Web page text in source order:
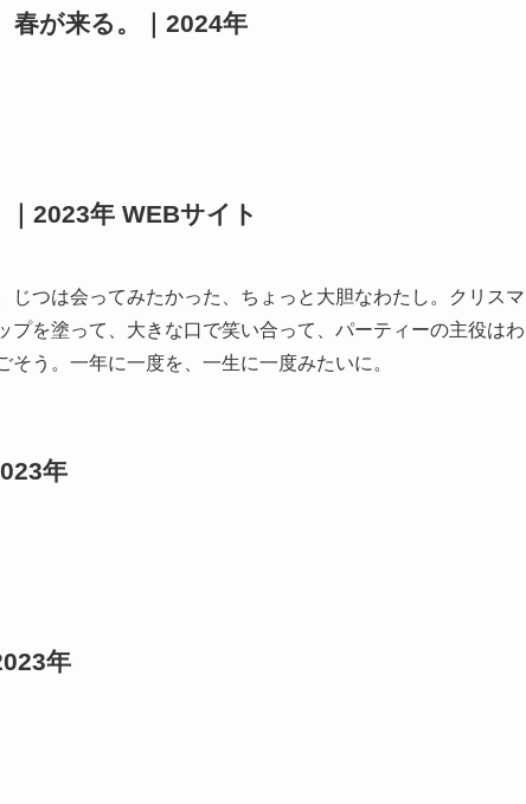
春が来る。｜2024年
2023年 WEBサイト
つは会ってみたかった、ちょっと大胆なわたし。クリスマ
プを塗って、大きな口で笑い合って、パーティーの主役はわ
う。一年に一度を、一生に一度みたいに。
年
年